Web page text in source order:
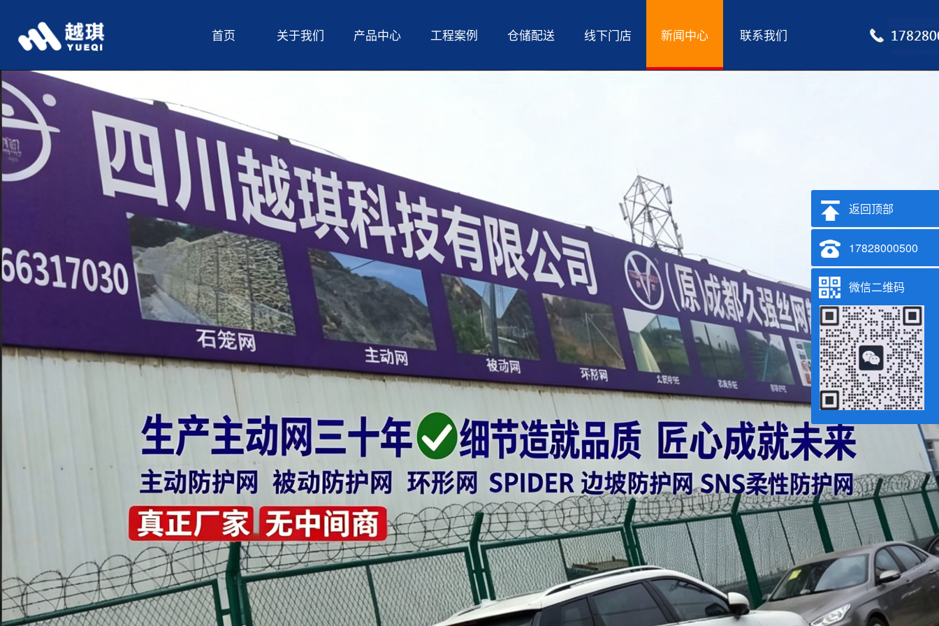
首页 关于我们 产品中心 工程案例 仓储配送 线下门店 新闻中心 联系我们
返回顶部
17828000500
微信二维码